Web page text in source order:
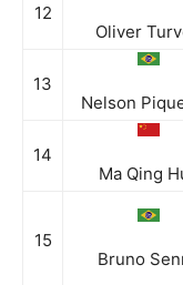
12
Oliver
13
Nelson
14
Ma Qing
15
Bruno